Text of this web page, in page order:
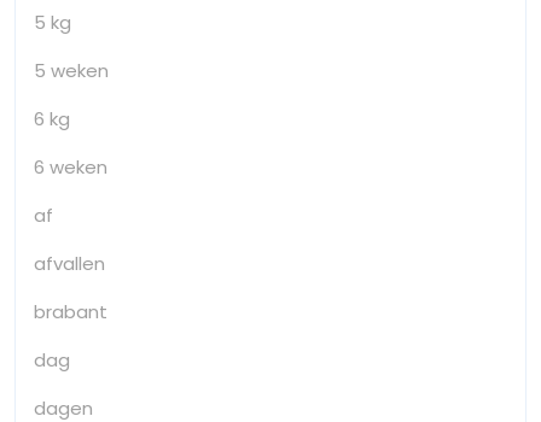
5 kg
5 weken
6 kg
6 weken
af
afvallen
brabant
dag
dagen